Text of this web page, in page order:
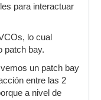
para interactuar
lo cual
patch bay.
un patch bay
entre las 2
a nivel de